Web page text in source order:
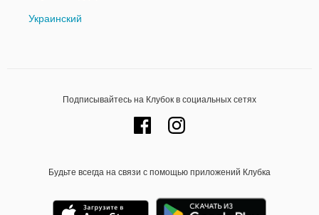
Украинский
Подписывайтесь на Клубок в социальных сетях
Будьте всегда на связи с помощью приложений Клубка